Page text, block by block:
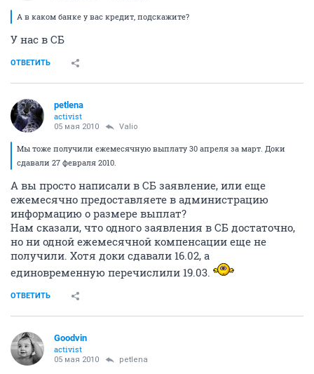
А в каком банке у вас кредит, подскажите?
У нас в СБ
ОТВЕТИТЬ
petlena
activist
05 мая 2010 Valio
Мы тоже получили ежемесячную выплату 30 апреля за март. Доки
сдавали 27 февраля 2010.
А вы просто написали в СБ заявление, или еще
ежемесячно предоставляете в администрацию
информацию о размере выплат?
Нам сказали, что одного заявления в СБ достаточно,
но ни одной ежемесячной компенсации еще не
получили. Хотя доки сдавали 16.02, а
единовременную перечислили 19.03.
ОТВЕТИТЬ
Goodvin
activist
05 мая 2010 petlena